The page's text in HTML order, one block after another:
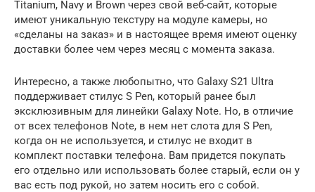
Titanium, Navy и Brown через свой веб-сайт, которые
имеют уникальную текстуру на модуле камеры, но
«сделаны на заказ» и в настоящее время имеют оценку
доставки более чем через месяц с момента заказа.
Интересно, а также любопытно, что Galaxy S21 Ultra
поддерживает стилус S Pen, который ранее был
эксклюзивным для линейки Galaxy Note. Но, в отличие
от всех телефонов Note, в нем нет слота для S Pen,
когда он не используется, и стилус не входит в
комплект поставки телефона. Вам придется покупать
его отдельно или использовать более старый, если он у
вас есть под рукой, но затем носить его с собой.